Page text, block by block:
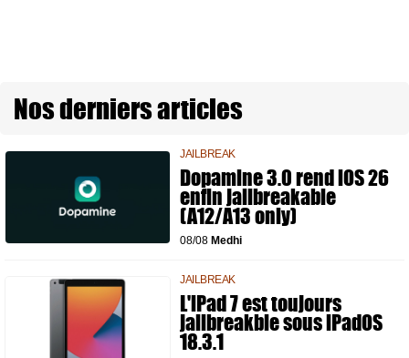
Nos derniers articles
JAILBREAK
Dopamine 3.0 rend iOS 26
enfin jailbreakable
(A12/A13 only)
08/08 Medhi
JAILBREAK
L'iPad 7 est toujours
jailbreakble sous iPadOS
18.3.1